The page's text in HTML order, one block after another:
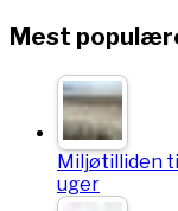
Mest
Miljøtilliden
uger